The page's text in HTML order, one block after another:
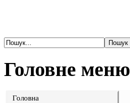
Головне меню
Головна